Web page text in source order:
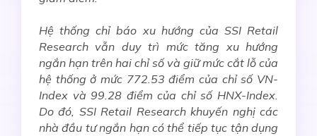
Hệ thống chỉ báo xu hướng của SSI Retail
Research vẫn duy trì mức tăng xu hướng
ngắn hạn trên hai chỉ số và giữ mức cắt lỗ của
hệ thống ở mức 772.53 điểm của chỉ số VN-
Index và 99.28 điểm của chỉ số HNX-Index.
Do đó, SSI Retail Research khuyến nghị các
nhà đầu tư ngắn hạn có thể tiếp tục tận dụng